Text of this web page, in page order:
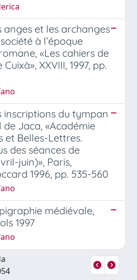
anges et les archanges
à l’époque
«Les cahiers de
XXVIII, 1997, pp.
inscriptions du tympan
Jaca, «Académie
et Belles-Lettres.
des séances de
juin)», Paris,
1996, pp. 535-560
médiévale,
1997